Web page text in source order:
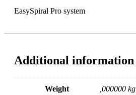
EasySpiral Pro system
Additional information
Weight ,000000 kg